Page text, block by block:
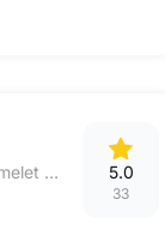
1142 Bazsarózsa utca 5. 2. Emelet 8-as kapucsengő 8. 5.0
33